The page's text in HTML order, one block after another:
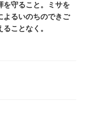
を守ること。ミサを
よるいのちのできご
ことなく。